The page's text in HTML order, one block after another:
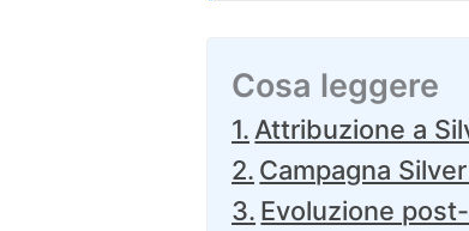
Cosa leggere
Attribuzione a
Campagna
Evoluzione